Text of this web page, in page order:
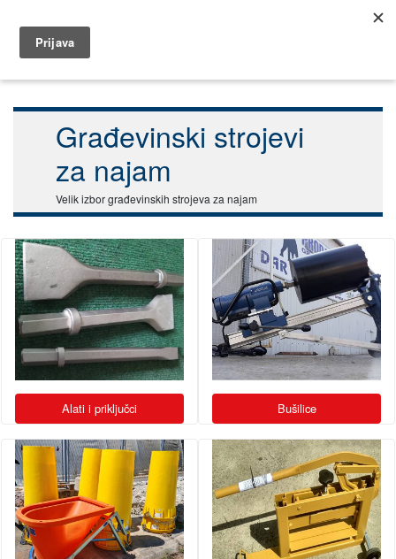
Građevinski strojevi
za najam
Velik izbor građevinskih strojeva za najam
Alati i priključci Bušilice